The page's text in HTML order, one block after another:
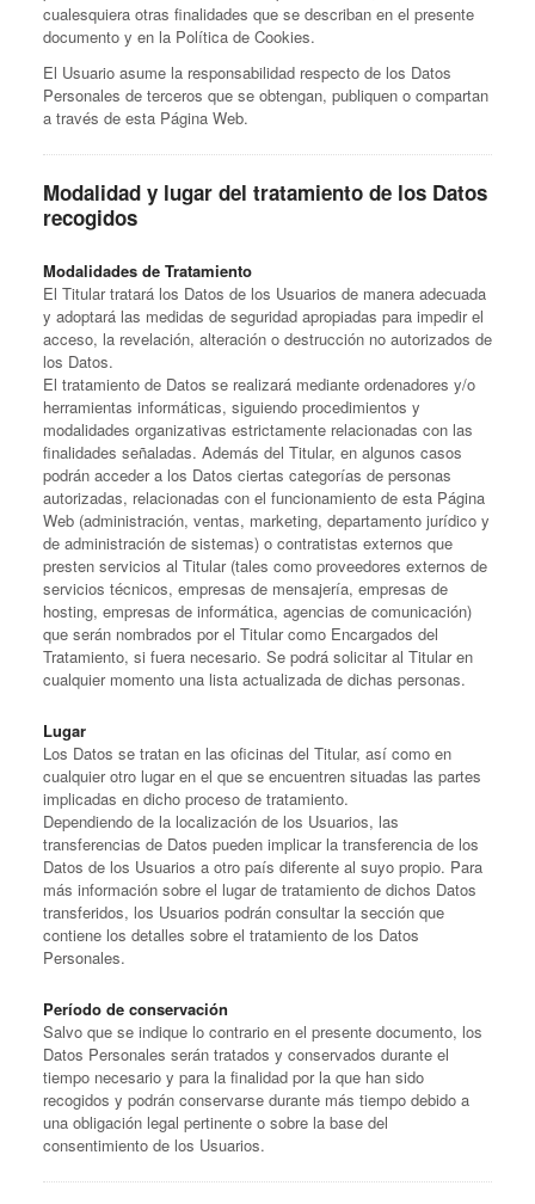
cualesquiera otras finalidades que se describan en el presente
documento y en la Política de Cookies.
El Usuario asume la responsabilidad respecto de los Datos
Personales de terceros que se obtengan, publiquen o compartan
a través de esta Página Web.
Modalidad y lugar del tratamiento de los Datos
recogidos
Modalidades de Tratamiento
El Titular tratará los Datos de los Usuarios de manera adecuada
y adoptará las medidas de seguridad apropiadas para impedir el
acceso, la revelación, alteración o destrucción no autorizados de
los Datos.
El tratamiento de Datos se realizará mediante ordenadores y/o
herramientas informáticas, siguiendo procedimientos y
modalidades organizativas estrictamente relacionadas con las
finalidades señaladas. Además del Titular, en algunos casos
podrán acceder a los Datos ciertas categorías de personas
autorizadas, relacionadas con el funcionamiento de esta Página
Web (administración, ventas, marketing, departamento jurídico y
de administración de sistemas) o contratistas externos que
presten servicios al Titular (tales como proveedores externos de
servicios técnicos, empresas de mensajería, empresas de
hosting, empresas de informática, agencias de comunicación)
que serán nombrados por el Titular como Encargados del
Tratamiento, si fuera necesario. Se podrá solicitar al Titular en
cualquier momento una lista actualizada de dichas personas.
Lugar
Los Datos se tratan en las oficinas del Titular, así como en
cualquier otro lugar en el que se encuentren situadas las partes
implicadas en dicho proceso de tratamiento.
Dependiendo de la localización de los Usuarios, las
transferencias de Datos pueden implicar la transferencia de los
Datos de los Usuarios a otro país diferente al suyo propio. Para
más información sobre el lugar de tratamiento de dichos Datos
transferidos, los Usuarios podrán consultar la sección que
contiene los detalles sobre el tratamiento de los Datos
Personales.
Período de conservación
Salvo que se indique lo contrario en el presente documento, los
Datos Personales serán tratados y conservados durante el
tiempo necesario y para la finalidad por la que han sido
recogidos y podrán conservarse durante más tiempo debido a
una obligación legal pertinente o sobre la base del
consentimiento de los Usuarios.